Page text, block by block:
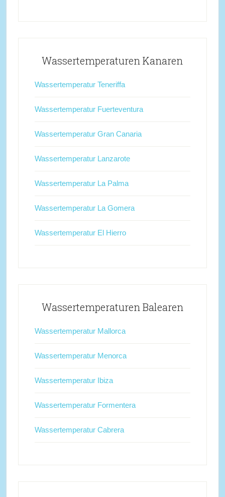
Wassertemperaturen Kanaren
Wassertemperatur Teneriffa
Wassertemperatur Fuerteventura
Wassertemperatur Gran Canaria
Wassertemperatur Lanzarote
Wassertemperatur La Palma
Wassertemperatur La Gomera
Wassertemperatur El Hierro
Wassertemperaturen Balearen
Wassertemperatur Mallorca
Wassertemperatur Menorca
Wassertemperatur Ibiza
Wassertemperatur Formentera
Wassertemperatur Cabrera